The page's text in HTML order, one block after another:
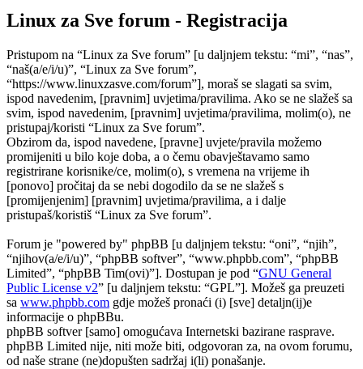
Linux za Sve forum - Registracija
Pristupom na “Linux za Sve forum” [u daljnjem tekstu: “mi”, “nas”,
“naš(a/e/i/u)”, “Linux za Sve forum”,
“https://www.linuxzasve.com/forum”], moraš se slagati sa svim,
ispod navedenim, [pravnim] uvjetima/pravilima. Ako se ne slažeš sa
svim, ispod navedenim, [pravnim] uvjetima/pravilima, molim(o), ne
pristupaj/koristi “Linux za Sve forum”.
Obzirom da, ispod navedene, [pravne] uvjete/pravila možemo
promijeniti u bilo koje doba, a o čemu obavještavamo samo
registrirane korisnike/ce, molim(o), s vremena na vrijeme ih
[ponovo] pročitaj da se nebi dogodilo da se ne slažeš s
[promijenjenim] [pravnim] uvjetima/pravilima, a i dalje
pristupaš/koristiš “Linux za Sve forum”.
Forum je "powered by" phpBB [u daljnjem tekstu: “oni”, “njih”,
“njihov(a/e/i/u)”, “phpBB softver”, “www.phpbb.com”, “phpBB
Limited”, “phpBB Tim(ovi)”]. Dostupan je pod “GNU General
Public License v2” [u daljnjem tekstu: “GPL”]. Možeš ga preuzeti
sa www.phpbb.com gdje možeš pronaći (i) [sve] detaljn(ij)e
informacije o phpBBu.
phpBB softver [samo] omogućava Internetski bazirane rasprave.
phpBB Limited nije, niti može biti, odgovoran za, na ovom forumu,
od naše strane (ne)dopušten sadržaj i(li) ponašanje.